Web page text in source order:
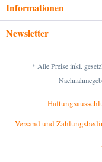
Informationen
Newsletter
* Alle Preise inkl.
Versand und